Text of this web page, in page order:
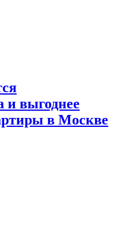
и выгоднее
в Москве